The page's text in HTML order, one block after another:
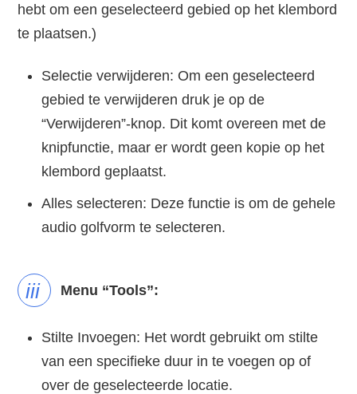
hebt om een geselecteerd gebied op het klembord
te plaatsen.)
Selectie verwijderen: Om een geselecteerd
gebied te verwijderen druk je op de
“Verwijderen”-knop. Dit komt overeen met de
knipfunctie, maar er wordt geen kopie op het
klembord geplaatst.
Alles selecteren: Deze functie is om de gehele
audio golfvorm te selecteren.
iii Menu “Tools”:
Stilte Invoegen: Het wordt gebruikt om stilte
van een specifieke duur in te voegen op of
over de geselecteerde locatie.